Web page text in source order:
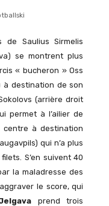
de Saulius Sirmelis
se montrent plus
« bucheron » Oss
à destination de son
(arrière droit
permet à l’ailier de
centre à destination
qui n’a plus
S’en suivent 40
la maladresse des
le score, qui
prend trois